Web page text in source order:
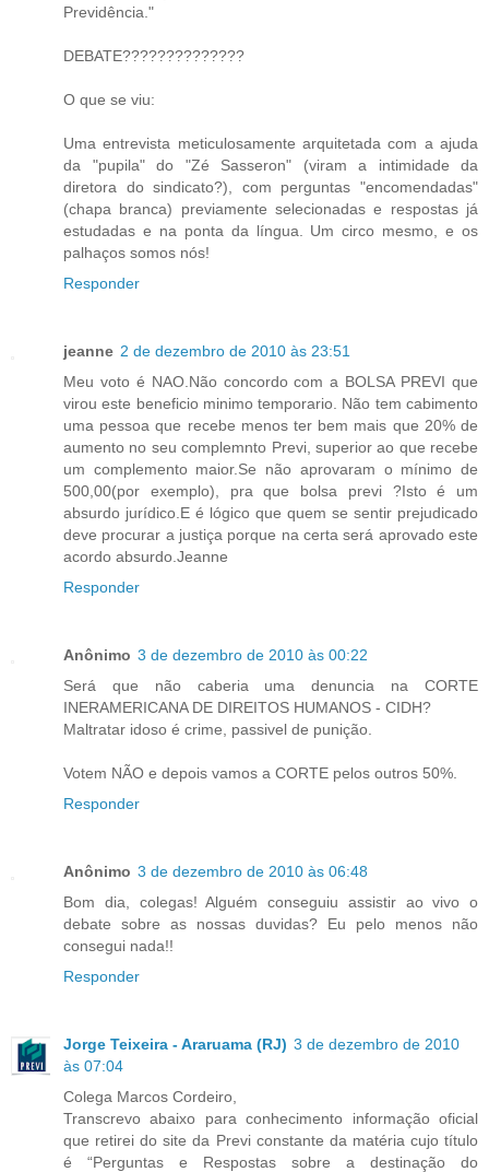
Previdência."
DEBATE??????????????
O que se viu:
Uma entrevista meticulosamente arquitetada com a ajuda
da "pupila" do "Zé Sasseron" (viram a intimidade da
diretora do sindicato?), com perguntas "encomendadas"
(chapa branca) previamente selecionadas e respostas já
estudadas e na ponta da língua. Um circo mesmo, e os
palhaços somos nós!
Responder
jeanne 2 de dezembro de 2010 às 23:51
Meu voto é NAO.Não concordo com a BOLSA PREVI que
virou este beneficio minimo temporario. Não tem cabimento
uma pessoa que recebe menos ter bem mais que 20% de
aumento no seu complemnto Previ, superior ao que recebe
um complemento maior.Se não aprovaram o mínimo de
500,00(por exemplo), pra que bolsa previ ?Isto é um
absurdo jurídico.E é lógico que quem se sentir prejudicado
deve procurar a justiça porque na certa será aprovado este
acordo absurdo.Jeanne
Responder
Anônimo 3 de dezembro de 2010 às 00:22
Será que não caberia uma denuncia na CORTE
INERAMERICANA DE DIREITOS HUMANOS - CIDH?
Maltratar idoso é crime, passivel de punição.
Votem NÃO e depois vamos a CORTE pelos outros 50%.
Responder
Anônimo 3 de dezembro de 2010 às 06:48
Bom dia, colegas! Alguém conseguiu assistir ao vivo o
debate sobre as nossas duvidas? Eu pelo menos não
consegui nada!!
Responder
Jorge Teixeira - Araruama (RJ) 3 de dezembro de 2010
às 07:04
Colega Marcos Cordeiro,
Transcrevo abaixo para conhecimento informação oficial
que retirei do site da Previ constante da matéria cujo título
é “Perguntas e Respostas sobre a destinação do